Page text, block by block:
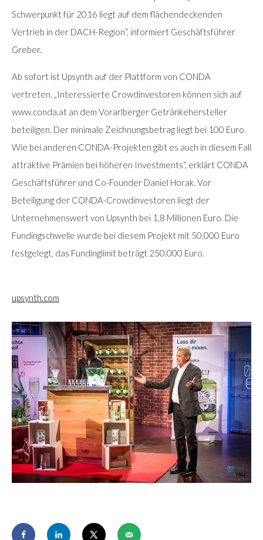
Schwerpunkt für 2016 liegt auf dem flächendeckenden
Vertrieb in der DACH-Region“, informiert Geschäftsführer
Greber.
Ab sofort ist Upsynth auf der Plattform von CONDA
vertreten. „Interessierte Crowdinvestoren können sich auf
www.conda.at an dem Vorarlberger Getränkehersteller
beteiligen. Der minimale Zeichnungsbetrag liegt bei 100 Euro.
Wie bei anderen CONDA-Projekten gibt es auch in diesem Fall
attraktive Prämien bei höheren Investments“, erklärt CONDA
Geschäftsführer und Co-Founder Daniel Horak. Vor
Beteiligung der CONDA-Crowdinvestoren liegt der
Unternehmenswert von Upsynth bei 1,8 Millionen Euro. Die
Fundingschwelle wurde bei diesem Projekt mit 50.000 Euro
festgelegt, das Fundinglimit beträgt 250.000 Euro.
upsynth.com